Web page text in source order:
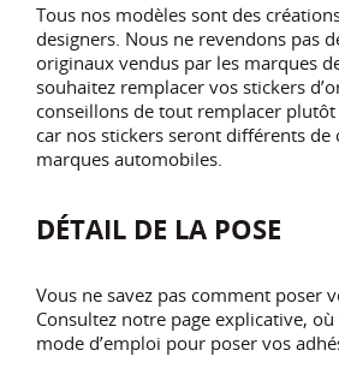
Tous nos modèles sont des
designers. Nous ne revendons pas
originaux vendus par les marques
souhaitez remplacer vos stickers
conseillons de tout remplacer plutôt
car nos stickers seront différents de
marques automobiles.
DÉTAIL DE LA POSE
Vous ne savez pas comment poser
Consultez notre page explicative,
mode d’emploi pour poser vos